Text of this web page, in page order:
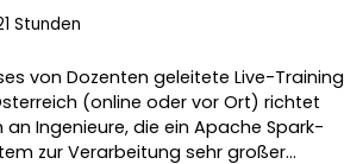
Stunden
von Dozenten geleitete Live-Training
(online oder vor Ort) richtet
an Ingenieure, die ein Apache Spark-
zur Verarbeitung sehr großer